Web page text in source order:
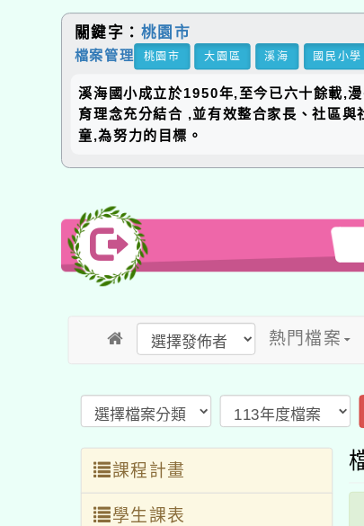
關鍵字： 桃園市
檔案管理 桃園市 大園區 溪海 國民小學
溪海國小成立於1950年,至今已六十餘載,
育理念充分結合 ,並有效整合家長、社區
童,為努力的目標。
熱門檔案
課程計畫
學生課表